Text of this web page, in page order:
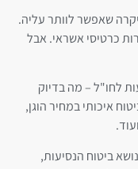
שאפשר לוותר עליה.
כרטיסי אשראי. אבל
לחו"ל – מה בדיוק
איכותי במחיר הוגן,
ביטוח הנסיעות,